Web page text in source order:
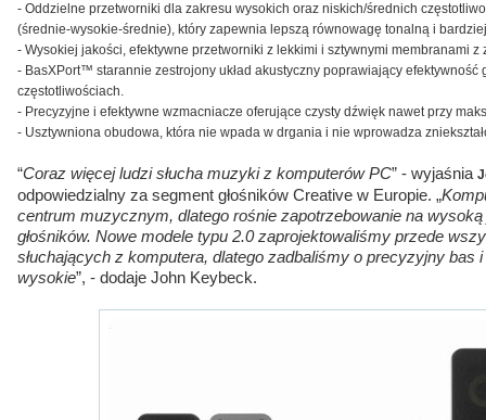
- Oddzielne przetworniki dla zakresu wysokich oraz niskich/średnich
(średnie-wysokie-średnie), który zapewnia lepszą równowagę tonalną i
- Wysokiej jakości, efektywne przetworniki z lekkimi i sztywnymi membranami z
- BasXPort™ starannie zestrojony układ akustyczny poprawiający efektywność
częstotliwościach.
- Precyzyjne i efektywne wzmacniacze oferujące czysty dźwięk nawet przy
- Usztywniona obudowa, która nie wpada w drgania i nie wprowadza
“Coraz więcej ludzi słucha muzyki z komputerów PC” - wyjaśnia
odpowiedzialny za segment głośników Creative w Europie. „
centrum muzycznym, dlatego rośnie zapotrzebowanie na
głośników. Nowe modele typu 2.0 zaprojektowaliśmy przede
słuchających z komputera, dlatego zadbaliśmy o precyzyjny bas
wysokie”, - dodaje John Keybeck.